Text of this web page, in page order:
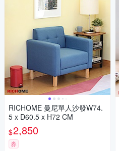
RICHOME 曼尼單人沙發W74.
5 x D60.5 x H72 CM
$2,850
券